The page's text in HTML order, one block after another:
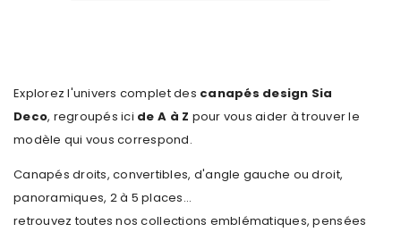
Explorez l'univers complet des canapés design Sia
Deco, regroupés ici de A à Z pour vous aider à trouver le
modèle qui vous correspond.
Canapés droits, convertibles, d'angle gauche ou droit,
panoramiques, 2 à 5 places…
retrouvez toutes nos collections emblématiques, pensées